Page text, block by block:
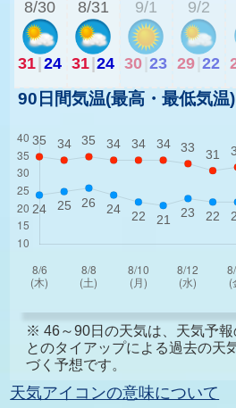
8/30
31|24
8/31
31|24
9/1
30 23
9/2
29 22
90日間気温(最高・最低気温)
※ 46～90日の天気は、天気予報
とのタイアップによる過去の天
づく予想です。
天気アイコンの意味について